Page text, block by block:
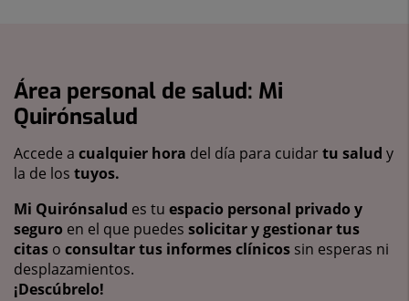
Área personal de salud: Mi
Quirónsalud
Accede a cualquier hora del día para cuidartu salud y
la de los tuyos.
Mi Quirónsalud es tu espacio personal privado y
seguro en el que puedes solicitar y gestionar tus
citas o consultar tus informes clínicos sin esperas ni
desplazamientos.
¡Descúbrelo!